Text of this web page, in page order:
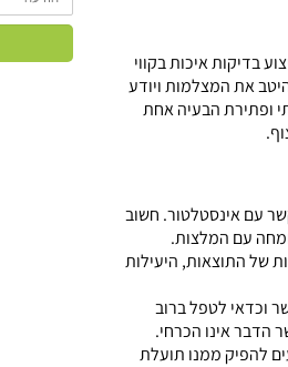
בדיקות איכות בקווי
את המצלמות ויודע
ופתירת הבעיה אחת
עם אינסטלטור. חשוב
עם המלצות.
של התוצאות, היעילות
וכדאי לטפל ברוב
הדבר אינו הכרחי.
להפיק ממנו תועלת